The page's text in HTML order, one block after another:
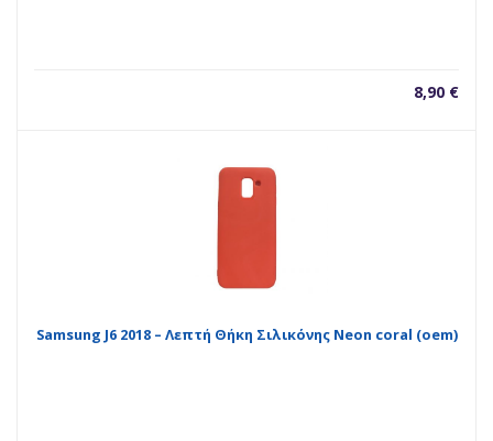
8,90 €
Samsung J6 2018 – Λεπτή Θήκη Σιλικόνης Neon coral (oem)